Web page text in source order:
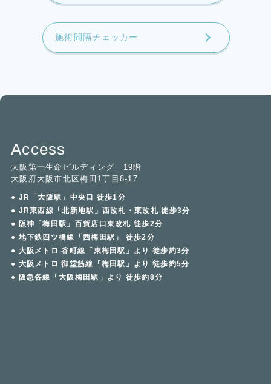
施術間隔チェッカー
Access
大阪第一生命ビルディング 19階
大阪府大阪市北区梅田1丁目8-17
● JR「大阪駅」中央口 徒歩1分
● JR東西線「北新地駅」西改札・東改札 徒歩3分
● 阪神「梅田駅」百貨店口東改札 徒歩2分
● 地下鉄四ツ橋線「西梅田駅」 徒歩2分
● 大阪メトロ 谷町線「東梅田駅」より 徒歩約3分
● 大阪メトロ 御堂筋線「梅田駅」より 徒歩約5分
● 阪急各線「大阪梅田駅」より 徒歩約8分